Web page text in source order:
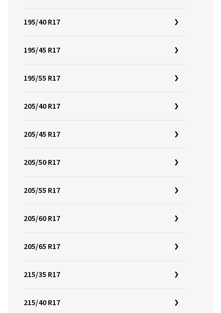
195/40 R17
195/45 R17
195/55 R17
205/40 R17
205/45 R17
205/50 R17
205/55 R17
205/60 R17
205/65 R17
215/35 R17
215/40 R17